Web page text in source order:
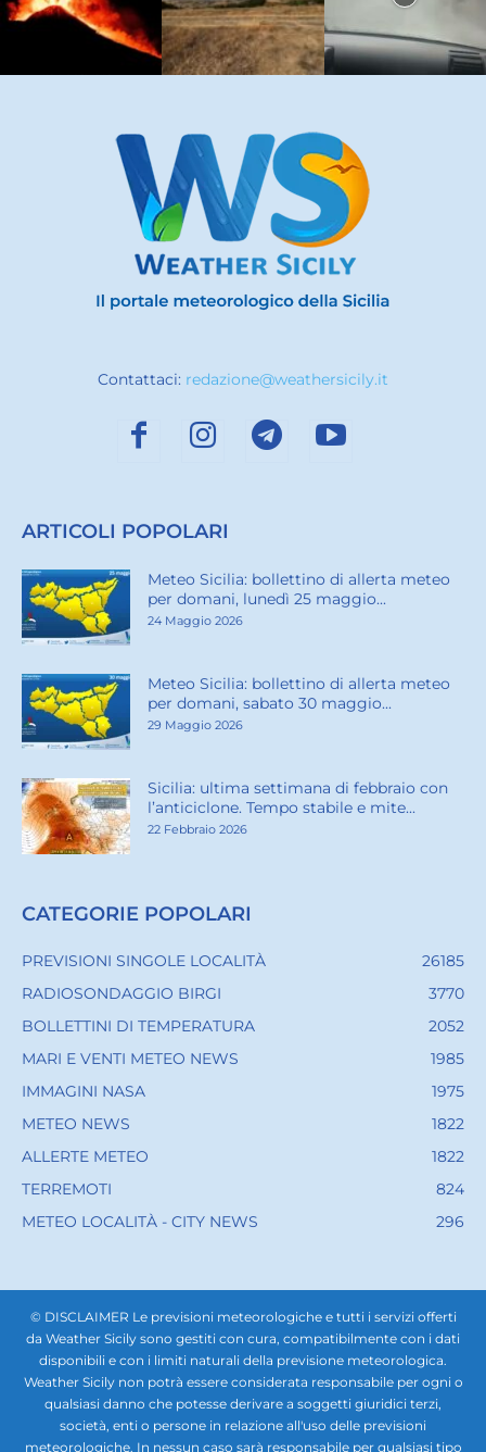
Contattaci: redazione@weathersicily.it
ARTICOLI POPOLARI
Meteo Sicilia: bollettino di allerta meteo
per domani, lunedì 25 maggio...
24 Maggio 2026
Meteo Sicilia: bollettino di allerta meteo
per domani, sabato 30 maggio...
29 Maggio 2026
Sicilia: ultima settimana di febbraio con
l’anticiclone. Tempo stabile e mite...
22 Febbraio 2026
CATEGORIE POPOLARI
PREVISIONI SINGOLE LOCALITÀ
26185
RADIOSONDAGGIO BIRGI
3770
BOLLETTINI DI TEMPERATURA
2052
MARI E VENTI METEO NEWS
1985
IMMAGINI NASA
1975
METEO NEWS
1822
ALLERTE METEO
1822
TERREMOTI
824
METEO LOCALITÀ - CITY NEWS
296
© DISCLAIMER Le previsioni meteorologiche e tutti i servizi offerti
da Weather Sicily sono gestiti con cura, compatibilmente con i dati
disponibili e con i limiti naturali della previsione meteorologica.
Weather Sicily non potrà essere considerata responsabile per ogni o
qualsiasi danno che potesse derivare a soggetti giuridici terzi,
società, enti o persone in relazione all'uso delle previsioni
meteorologiche. In nessun caso sarà responsabile per qualsiasi tipo